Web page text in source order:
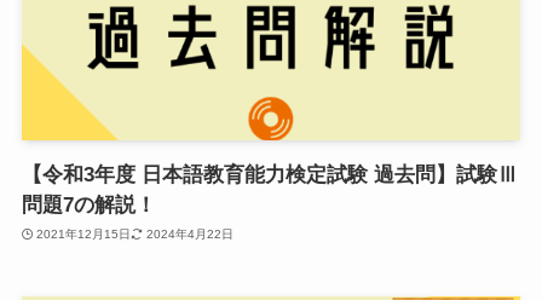
【令和3年度 日本語教育能力検定試験 過去問】試験Ⅲ
問題7の解説！
2021年12月15日 2024年4月22日